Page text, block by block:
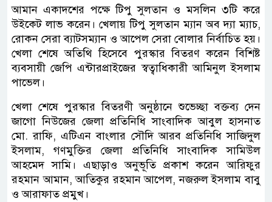
আমান একাদশের পক্ষে টিপু সুলতান ও মসলিন ৩টি করে
উইকেট লাভ করেন। খেলায় টিপু সুলতান ম্যান অব দ্যা ম্যাচ,
রোকন সেরা ব্যাটসম্যান ও আপেল সেরা বোলার নির্বাচিত হয়।
খেলা শেষে অতিথি হিসেবে পুরস্কার বিতরণ করেন বিশিষ্ট
ব্যবসায়ী জেপি এন্টারপ্রাইজের স্বত্বাধিকারী আমিনুল ইসলাম
পাভেল।
খেলা শেষে পুরস্কার বিতরণী অনুষ্ঠানে শুভেচ্ছা বক্তব্য দেন
জাগো নিউজের জেলা প্রতিনিধি সাংবাদিক আবুল হাসনাত
মো. রাফি, এটিএন বাংলার সৌদি আরব প্রতিনিধি সাজিদুল
ইসলাম, গণমুক্তির জেলা প্রতিনিধি সাংবাদিক সামিউল
আহমেদ সামি। এছাড়াও অনুভূতি প্রকাশ করেন আরিফুর
রহমান আমান, আতিকুর রহমান আপেল, নজরুল ইসলাম বাবু
ও আরাফাত প্রমুখ।